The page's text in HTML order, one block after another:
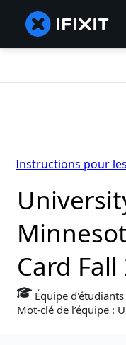
Card Fall
Équipe d'étudiants
Mot-clé de l’équipe :
Instructions pour